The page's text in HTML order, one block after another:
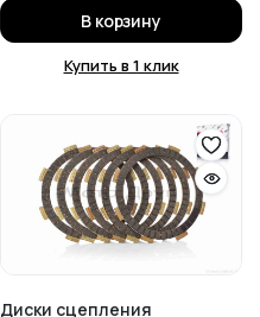
В корзину
Купить в 1 клик
Диски сцепления